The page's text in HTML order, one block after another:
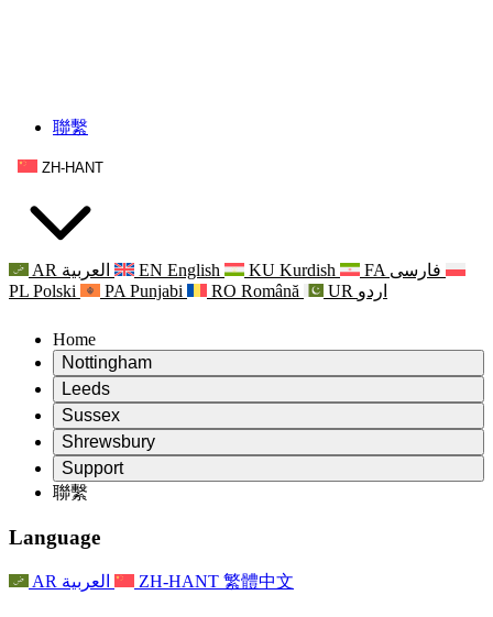
聯繫
ZH-HANT
AR العربية EN English KU Kurdish FA فارسی
PL Polski PA Punjabi RO Română UR اردو
Home
Nottingham
Review
評審主席
獨立審核小組
職權範圍
獨立審查最終報告
常見問題
For Families
最新消息
Leeds
Review
評審主席
獨立審核小組
職權範圍
聯繫
家庭心理支持
家庭更新
事件
Sussex
Review
評審主席
獨立審核小組
職權範圍
聯繫
For Families
家庭心理支持
家庭更新
Shrewsbury
Review
產科複查的職權範圍
Reports
獨立審查的最終報告
獨立審查報告的首次報告
For Families
Support
Leeds
Nottingham
家庭心理支援服務
心理健康危機支援
聯繫
Language
AR العربية ZH-HANT 繁體中文